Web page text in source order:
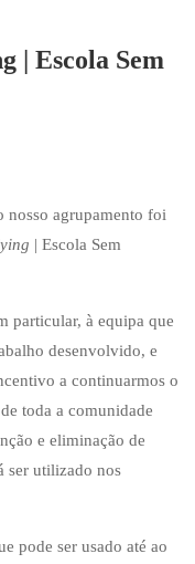
| Escola Sem
nosso agrupamento foi
| Escola Sem
particular, à equipa que
desenvolvido, e
a continuarmos o
toda a comunidade
e eliminação de
ser utilizado nos
pode ser usado até ao